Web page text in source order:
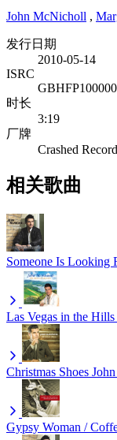
John McNicholl ,
发行日期
2010-05-14
ISRC
时长
3:19
厂牌
Crashed
相关歌曲
Someone Is Looking
Las Vegas in the
Christmas Shoes
Gypsy Woman /